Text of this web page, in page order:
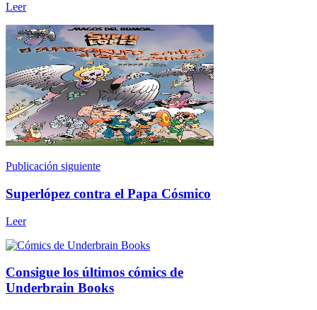
Leer
Publicación siguiente
Superlópez contra el Papa Cósmico
Leer
Consigue los últimos cómics de
Underbrain Books